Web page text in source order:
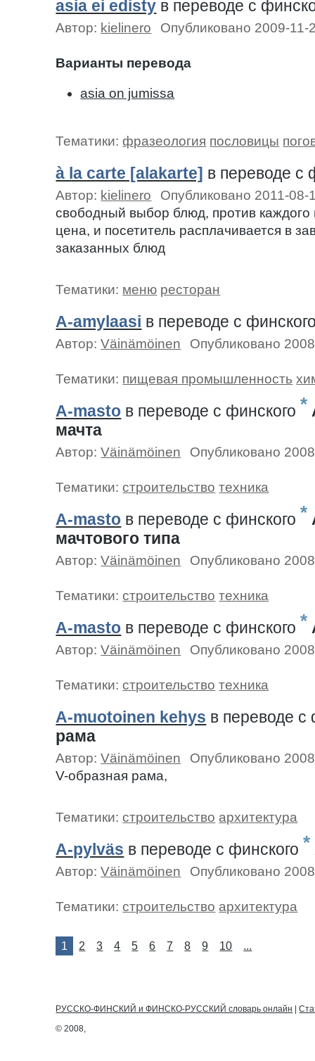
asia ei edisty в переводе c
Автор: kielinero Опубликовано 2009-11-
Варианты перевода
asia on jumissa
Тематики:фразеология пословицы
à la carte [alakarte] в переводе c
Автор: kielinero
Опубликовано 2011-08-
свободный выбор блюд, против каждого
цена, и посетитель расплачивается в
заказанных блюд
Тематики: меню ресторан
A-amylaasi в переводе c
Автор:Väinämöinen Опубликовано
Тематики: пищевая промышленность
A-masto в переводе c финского *
мачта
Автор:Väinämöinen Опубликовано
Тематики:строительство техника
A-masto в переводе c финского *
мачтового типа
Автор:Väinämöinen Опубликовано
Тематики:строительство техника
A-masto в переводе c финского *
Автор:Väinämöinen Опубликовано
Тематики:строительство техника
A-muotoinen kehys в переводе c
рама
Автор:Väinämöinen
Опубликовано
V-образная рама,
Тематики:строительство архитектура
A-pylväs в переводе c финского *
Автор:Väinämöinen Опубликовано
Тематики:строительство архитектура
1 2 3 4 5 6 7 8 9 10 ...
РУССКО-ФИНСКИЙ и ФИНСКО-РУССКИЙ словарь онлайн |
© 2008,